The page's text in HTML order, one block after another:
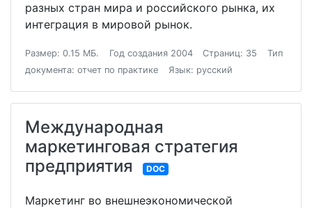
разных стран мира и российского рынка, их
интеграция в мировой рынок.
Размер: 0.15 МБ. Год создания 2004 Страниц: 35
Тип
документа: отчет по практике
Язык: русский
Международная
маркетинговая стратегия
предприятия
DOC
Маркетинг во внешнеэкономической